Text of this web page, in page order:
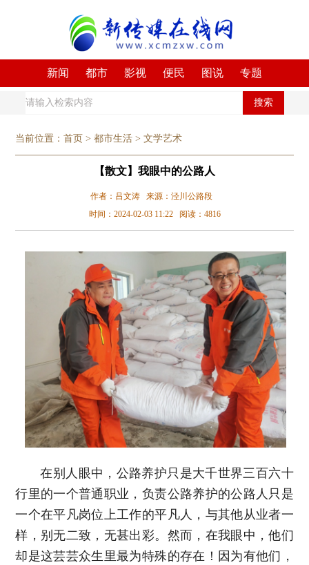
新闻 都市 影视 便民 图说 专题
搜索
当前位置：首页 >都市生活 >文学艺术
【散文】我眼中的公路人
作者：吕文涛 来源：泾川公路段
时间：2024-02-03 11:22 阅读：4816
在别人眼中，公路养护只是大千世界三百六十
行里的一个普通职业，负责公路养护的公路人只是
一个在平凡岗位上工作的平凡人，与其他从业者一
样，别无二致，无甚出彩。然而，在我眼中，他们
却是这芸芸众生里最为特殊的存在！因为有他们，